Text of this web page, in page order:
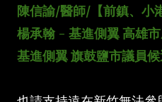
陳信諭/醫師/【前鎮、小
楊承翰 - 基進側翼 高雄
基進側翼 旗鼓鹽市議員